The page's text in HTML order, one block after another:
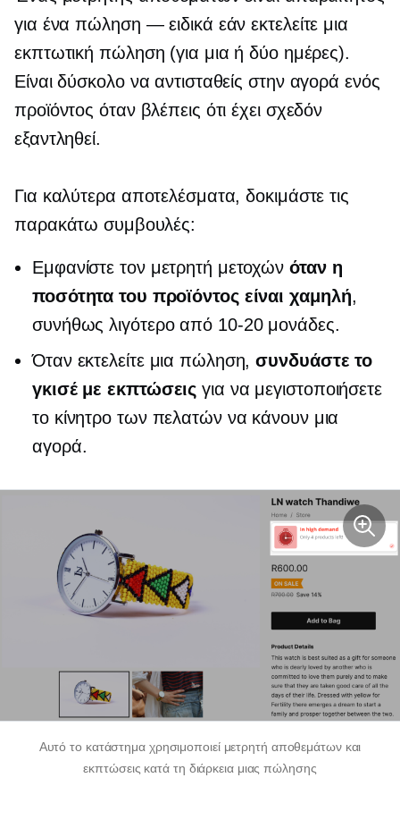
για έναπώληση — ειδικά εάν εκτελείτε μια
εκπτωτική πώληση (για μια ή δύο ημέρες).
Είναι δύσκολο να αντισταθείς στην αγορά ενός
προϊόντος όταν βλέπεις ότι έχει σχεδόν
εξαντληθεί.
Για καλύτερα αποτελέσματα, δοκιμάστε τις
παρακάτω συμβουλές:
Εμφανίστε τον μετρητή μετοχών όταν η
ποσότητα του προϊόντος είναι χαμηλή,
συνήθως λιγότερο από 10-20μονάδες.
Όταν εκτελείτε μια πώληση,συνδυάστε το
γκισέ με εκπτώσεις για να μεγιστοποιήσετε
το κίνητρο των πελατών να κάνουν μια
αγορά.
Αυτό το κατάστημα χρησιμοποιεί μετρητή αποθεμάτων και
εκπτώσεις κατά τη διάρκεια μιας πώλησης